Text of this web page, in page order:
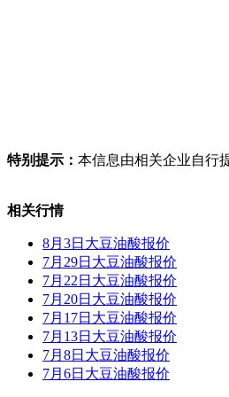
特别提示： 本信息由相关企业自行
相关行情
8月3日大豆油酸报价
7月29日大豆油酸报价
7月22日大豆油酸报价
7月20日大豆油酸报价
7月17日大豆油酸报价
7月13日大豆油酸报价
7月8日大豆油酸报价
7月6日大豆油酸报价